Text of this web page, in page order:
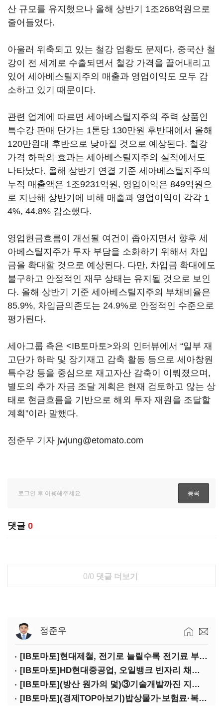
산 규모를 유지했으나 올해 상반기 1조268억원으로
줄어들었다.
아울러 위축되고 있는 철강 업황도 문제다. 중국산 철
강이 전 세계로 수출되면서 철강 가격을 끌어내리고
있어 세아베스틸지주의 매출과 영업이익도 모두 감
소하고 있기 때문이다.
관련 업계에 따르면 세아베스틸지주의 주력 상품인
특수강 판매 단가는 1톤당 130만원 후반대에서 올해
120만원대 후반으로 낮아질 것으로 예상된다. 철강
가격 하락의 효과는 세아베스틸지주의 실적에서도
나타났다. 올해 상반기 연결 기준 세아베스틸지주의
누적 매출액은 1조9231억원, 영업이익은 849억원으
로 지난해 상반기에 비해 매출과 영업이익이 각각 1
4%, 44.8% 감소했다.
영업현금흐름이 개선될 여건이 좁아지면서 향후 세
아베스틸지주가 투자 부담을 소화하기 위해서 차입
금을 확대할 것으로 예상된다. 다만, 차입금 확대에도
불구하고 안정적인 재무 상태는 유지될 것으로 보인
다. 올해 상반기 기준 세아베스틸지주의 부채비율은
85.9%, 차입금의존도는 24.9%로 안정적인 수준으로
평가된다.
세아그룹 측은 <IB토마토>와의 인터뷰에서 “일부 재
고단가 하락 및 장기재고 감축 활동 등으로 세아창원
특수강 등을 중심으로 재고자산 감축이 이뤄졌으며,
별도의 추가 자금 조달 계획은 현재 검토하고 않는 상
태로 현금흐름을 기반으로 해외 투자 재원을 조달할
계획”이라 말했다.
정준우 기자 jwjung@etomato.com
댓글 0
0/0 댓글 더보기
정준우
[IB토마토]현대제철, 전기로 늘릴수록 전기료 부담…저탄소 전환의 역설
[IB토마토]HD현대중공업, 오일뱅크 빈자리 채웠다…그룹 배당 핵심축 부상
[IB토마토](방산 원가의 덫)③기술개발까진 지원…수출은 각자도생
[IB토마토](경제TOP아보기)밥상물가·보험료·복구비…장마가 내미는 청구서